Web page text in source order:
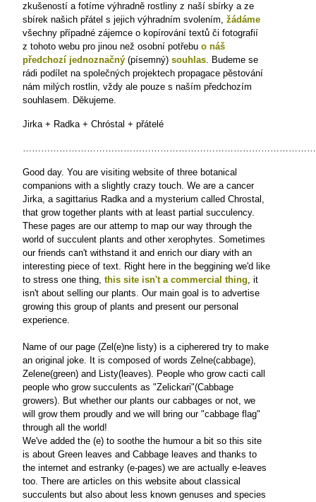
zkušeností a fotíme výhradně rostliny z naší sbírky a ze
sbírek našich přátel s jejich výhradním svolením, žádáme
všechny případné zájemce o kopírování textů či fotografií
z tohoto webu pro jinou než osobní potřebu o náš
předchozí jednoznačný (písemný) souhlas. Budeme se
rádi podílet na společných projektech propagace pěstování
nám milých rostlin, vždy ale pouze s naším předchozím
souhlasem. Děkujeme.
Jirka + Radka + Chróstal + přátelé
Good day. You are visiting website of three botanical
companions with a slightly crazy touch. We are a cancer
Jirka, a sagittarius Radka and a mysterium called Chrostal,
that grow together plants with at least partial succulency.
These pages are our attemp to map our way through the
world of succulent plants and other xerophytes. Sometimes
our friends can't withstand it and enrich our diary with an
interesting piece of text. Right here in the beggining we'd like
to stress one thing, this site isn't a commercial thing, it
isn't about selling our plants. Our main goal is to advertise
growing this group of plants and present our personal
experience.
Name of our page (Zel(e)ne listy) is a cipherered try to make
an original joke. It is composed of words Zelne(cabbage),
Zelene(green) and Listy(leaves). People who grow cacti call
people who grow succulents as "Zelickari"(Cabbage
growers). But whether our plants our cabbages or not, we
will grow them proudly and we will bring our "cabbage flag"
through all the world!
We've added the (e) to soothe the humour a bit so this site
is about Green leaves and Cabbage leaves and thanks to
the internet and estranky (e-pages) we are actually e-leaves
too. There are articles on this website about classical
succulents but also about less known genuses and species